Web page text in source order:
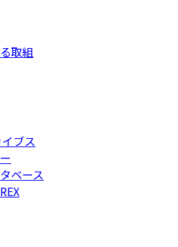
取組
ブス
ベース